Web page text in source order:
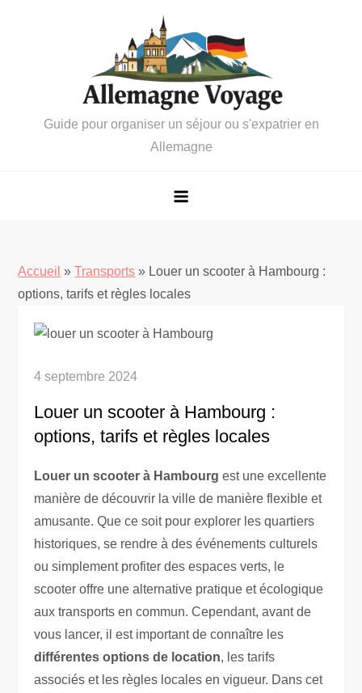
Guide pour organiser un séjour ou s'expatrier en
Allemagne
Accueil »Transports » Louer un scooter à Hambourg :
options, tarifs et règles locales
4 septembre 2024
Louer un scooter à Hambourg :
options, tarifs et règles locales
Louer un scooter à Hambourg est une excellente
manière de découvrir la ville de manière flexible et
amusante. Que ce soit pour explorer les quartiers
historiques, se rendre à des événements culturels
ou simplement profiter des espaces verts, le
scooter offre une alternative pratique et écologique
aux transports en commun. Cependant, avant de
vous lancer, il est important de connaître les
différentes options de location, les tarifs
associés et les règles locales en vigueur. Dans cet